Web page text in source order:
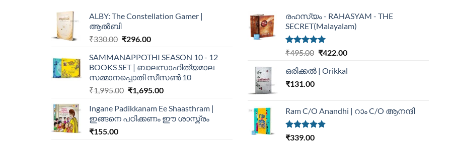
ALBY: The Constellation Gamer |
ആൽബി
₹330.00 ₹296.00
SAMMANAPPOTHI SEASON 10 - 12
BOOKS SET | ബാലസാഹിത്യമാല
സമ്മാനപ്പൊതി സീസൺ 10
₹1,995.00 ₹1,695.00
Ingane Padikkanam Ee Shaasthram |
ഇങ്ങനെ പഠിക്കണം ഈ ശാസ്ത്രം
₹155.00
രഹസ്യം - RAHASYAM - THE
SECRET(Malayalam)
Rated5.00
₹495.00 ₹422.00
ഒരിക്കൽ | Orikkal
₹131.00
Ram C/O Anandhi | റാം C/O ആനന്ദി
Rated5.00
₹339.00